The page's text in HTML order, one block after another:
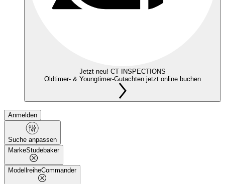
Jetzt neu! CT INSPECTIONS
Oldtimer- & Youngtimer-Gutachten jetzt online buchen
Anmelden
Suche anpassen
MarkeStudebaker
ModellreiheCommander